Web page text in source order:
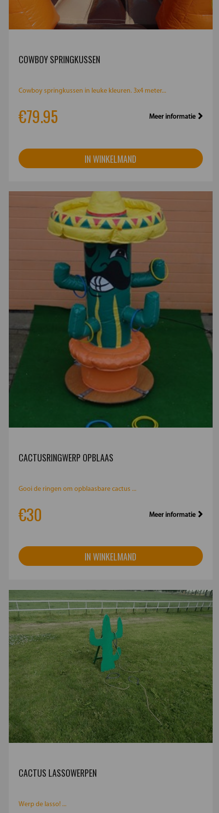
COWBOY SPRINGKUSSEN
Cowboy springkussen in leuke kleuren. 3x4 meter...
€79.95 Meer informatie
IN WINKELMAND
CACTUSRINGWERP OPBLAAS
Gooi de ringen om opblaasbare cactus ...
€30 Meer informatie
IN WINKELMAND
CACTUS LASSOWERPEN
Werp de lasso! ...